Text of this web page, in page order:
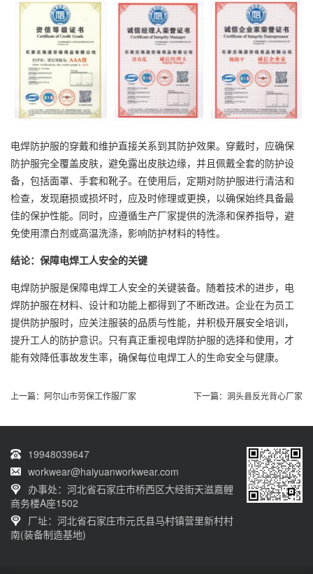
电焊防护服的穿戴和维护直接关系到其防护效果。穿戴时，应确保
防护服完全覆盖皮肤，避免露出皮肤边缘，并且佩戴全套的防护设
备，包括面罩、手套和靴子。在使用后，定期对防护服进行清洁和
检查，发现磨损或损坏时，应及时修理或更换，以确保始终具备最
佳的保护性能。同时，应遵循生产厂家提供的洗涤和保养指导，避
免使用漂白剂或高温洗涤，影响防护材料的特性。
结论：保障电焊工人安全的关键
电焊防护服是保障电焊工人安全的关键装备。随着技术的进步，电
焊防护服在材料、设计和功能上都得到了不断改进。企业在为员工
提供防护服时，应关注服装的品质与性能，并积极开展安全培训，
提升工人的防护意识。只有真正重视电焊防护服的选择和使用，才
能有效降低事故发生率，确保每位电焊工人的生命安全与健康。
上一篇： 阿尔山市劳保工作服厂家 下一篇： 洞头县反光背心厂家
19948039647
workwear@haiyuanworkwear.com
办事处：河北省石家庄市桥西区大经街天滋嘉鲤
商务楼A座1502
厂址：河北省石家庄市元氏县马村镇营里新村村
南(装备制造基地)